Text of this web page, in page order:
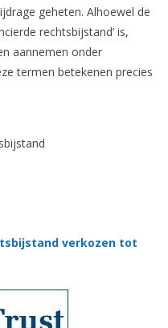
geheten. Alhoewel de
rechtsbijstand’ is,
aannemen onder
termen betekenen precies
verkozen tot